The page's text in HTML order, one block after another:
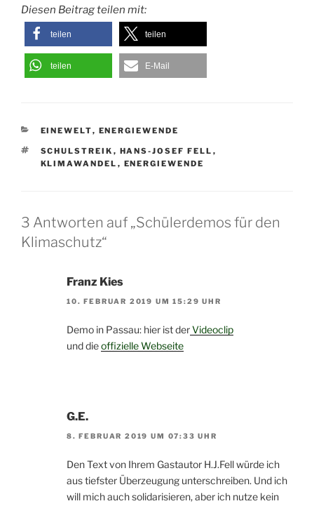
Diesen Beitrag teilen mit:
teilen teilen
teilen E-Mail
KATEGORIEN
EINEWELT, ENERGIEWENDE
SCHLAGWÖRTER
SCHULSTREIK , HANS-JOSEF FELL ,
KLIMAWANDEL , ENERGIEWENDE
3 Antworten auf „Schülerdemos für den
Klimaschutz“
Franz Kies
10. FEBRUAR 2019 UM 15:29 UHR
Demo in Passau: hier ist derVideoclip
und dieoffizielle Webseite
G.E.
8. FEBRUAR 2019 UM 07:33 UHR
Den Text von Ihrem Gastautor H.J.Fell würde ich
aus tiefster Überzeugung unterschreiben. Und ich
will mich auch solidarisieren, aber ich nutze kein